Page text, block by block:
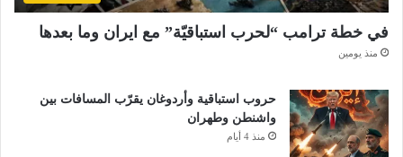
ت
ش
ك
ل
ا
ل
م
في خطة ترامب “لحرب استباقيّة” مع ايران وما بعدها
منذ يومين
حروب استباقية وأردوغان يقرّب المسافات بين
واشنطن وطهران
منذ 4 أيام